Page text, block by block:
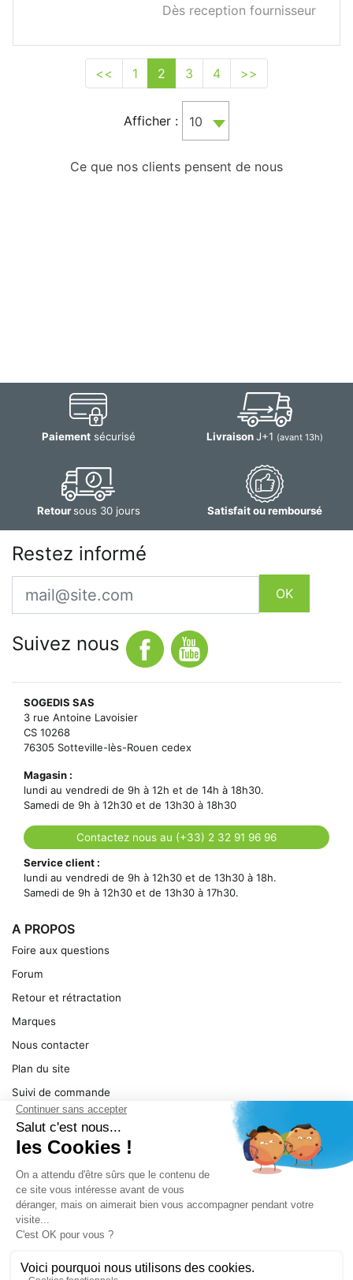
Dès reception fournisseur
<< 1 2 3 4 >>
Afficher : 10
Ce que nos clients pensent de nous
Paiementsécurisé LivraisonJ+1 (avant 13h)
Retoursous 30 jours Satisfait ou remboursé
Restez informé
Email
OK
Suivez nous
SOGEDIS SAS
3 rue Antoine Lavoisier
CS 10268
76305 Sotteville-lès-Rouen cedex
Magasin :
lundi au vendredi de 9h à 12h et de 14h à 18h30.
Samedi de 9h à 12h30 et de 13h30 à 18h30
Contactez nous au (+33) 2 32 91 96 96
Service client :
lundi au vendredi de 9h à 12h30 et de 13h30 à 18h.
Samedi de 9h à 12h30 et de 13h30 à 17h30.
A PROPOS
Foire aux questions
Forum
Retour et rétractation
Marques
Nous contacter
Plan du site
Suivi de commande
Ma facture
Mentions légales
SERVICE
Pièces détachées
Catégories de produit
Dépannage